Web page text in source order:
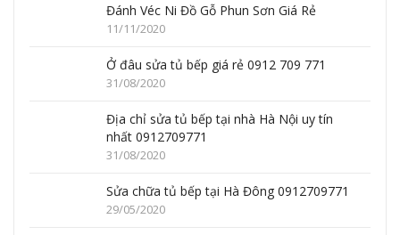
Đánh Véc Ni Đồ Gỗ Phun Sơn Giá Rẻ
11/11/2020
Ở đâu sửa tủ bếp giá rẻ 0912 709 771
31/08/2020
Địa chỉ sửa tủ bếp tại nhà Hà Nội uy tín
nhất 0912709771
31/08/2020
Sửa chữa tủ bếp tại Hà Đông 0912709771
29/05/2020